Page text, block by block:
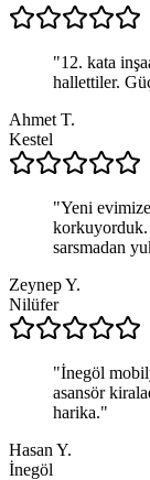
"12. kata
hallettiler.
Ahmet T.
Kestel
"Yeni
korkuyorduk.
sarsmadan
Zeynep Y.
Nilüfer
"İnegöl
asansör
harika."
Hasan Y.
İnegöl